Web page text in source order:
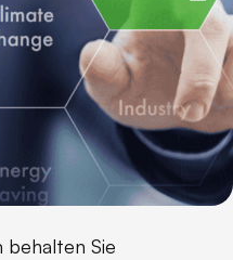
behalten Sie